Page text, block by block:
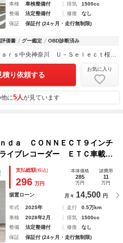
車検
車検整備付 排気
1500cc
整備
法定整備付 修復
なし
保証
保証付 (24ヶ月・走行無制限)
価書 グー鑑定 OBD診断済み
積り依頼する
お気に入り
に5人が見ています
ｄａ ＣＯＮＮＥＣＴ９インチ
イブレコーダー ＥＴＣ車載
両側パワースライドドアパワ
ル １５インチアルミホイール
支払総額(税込)
296 万円
本体価格
285
万円
諸費用
11
万円
据置ローン 月々 14,500 円
年式 2025年 走行
0.5万km
車検
2028年2月 排気
1500cc
整備
法定整備付 修復
なし
保証
保証付 (24ヶ月・走行無制限)